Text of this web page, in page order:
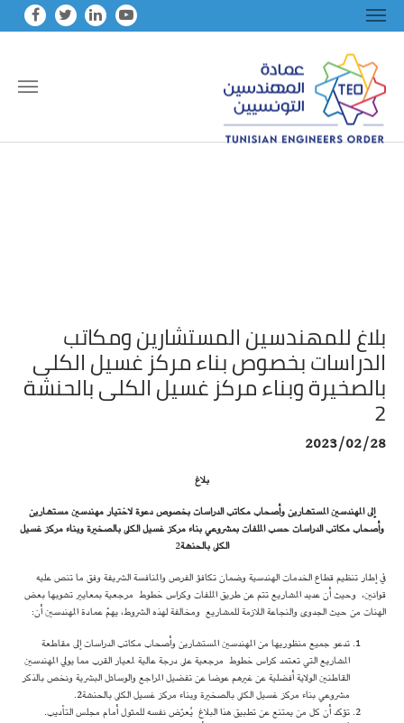
بلاغ للمهندسين المستشارين ومكاتب
الدراسات بخصوص بناء مركز غسيل الكلى
بالصخيرة وبناء مركز غسيل الكلى بالحنشة
2
2023/02/28
بلاغ
إلى المهندسين المستشارين وأصحاب مكاتب الدراسات بخصوص دعوة لاختيار مهندسين مستشارين
وأصحاب مكاتب الدراسات حسب الملفات بمشروعي بناء مركز غسيل الكلى بالصخيرة وبناء مركز غسيل
الكلى بالحنشة2
في إطار تنظيم قطاع الخدمات الهندسية وضمان تكافؤ الفرص والمنافسة الشريفة وفق ما تنص عليه
قوانين، وحيث أن عديد المشاريع تتم عن طريق الملفات وكراس خطوط مرجعية بمعايير تشوبها بعض
الهنات من حيث الجدوى والنجاعة اللازمة للمشاريع ومخالفة لهذه الشروط، يهمّ عمادة المهندسين أن:
تدعو جميع منظوريها من المهندسين المستشارين وأصحاب مكاتب الدراسات إلى مقاطعة
المشاريع التي تعتمد كراس خطوط مرجعية على درجة عالية لمعيار القرب مما يولي المهندسين
القاطنين الولاية أفضلية عن غيرهم عوضا عن تفضيل المراجع والوسائل البشرية ونخص بالذكر
مشروعي بناء مركز غسيل الكلى بالصخيرة وبناء مركز غسيل الكلى بالحنشة2.
تؤكد أن كل من يمتنع عن تطبيق هذا البلاغ يُعرّض نفسه للمثول أمام مجلس التأديب.